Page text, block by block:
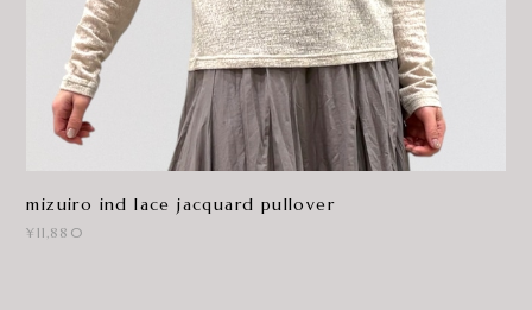
mizuiro ind lace jacquard pullover
¥11,880